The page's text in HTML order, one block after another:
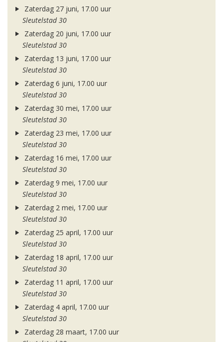
Zaterdag 27 juni, 17.00 uur
Sleutelstad 30
Zaterdag 20 juni, 17.00 uur
Sleutelstad 30
Zaterdag 13 juni, 17.00 uur
Sleutelstad 30
Zaterdag 6 juni, 17.00 uur
Sleutelstad 30
Zaterdag 30 mei, 17.00 uur
Sleutelstad 30
Zaterdag 23 mei, 17.00 uur
Sleutelstad 30
Zaterdag 16 mei, 17.00 uur
Sleutelstad 30
Zaterdag 9 mei, 17.00 uur
Sleutelstad 30
Zaterdag 2 mei, 17.00 uur
Sleutelstad 30
Zaterdag 25 april, 17.00 uur
Sleutelstad 30
Zaterdag 18 april, 17.00 uur
Sleutelstad 30
Zaterdag 11 april, 17.00 uur
Sleutelstad 30
Zaterdag 4 april, 17.00 uur
Sleutelstad 30
Zaterdag 28 maart, 17.00 uur